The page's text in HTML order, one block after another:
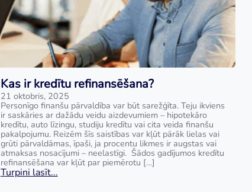
Kas ir kredītu refinansēšana?
21 oktobris, 2025
Personīgo finanšu pārvaldība var būt sarežģīta. Teju ikviens
ir saskāries ar dažādu veidu aizdevumiem – hipotekāro
kredītu, auto līzingu, studiju kredītu vai cita veida finanšu
pakalpojumu. Reizēm šīs saistības var kļūt pārāk lielas vai
grūti pārvaldāmas, īpaši, ja procentu likmes ir augstas vai
atmaksas nosacījumi – neelastīgi. Šādos gadījumos kredītu
refinansēšana var kļūt par piemērotu […]
Turpini lasīt...